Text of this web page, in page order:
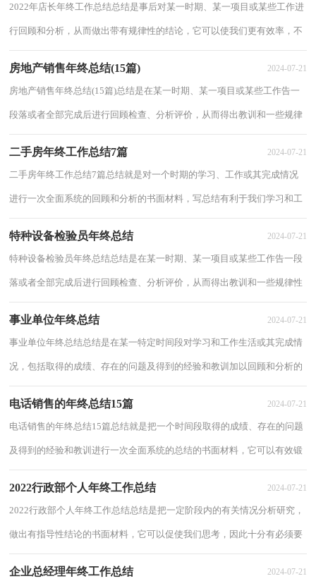
2022年店长年终工作总结总结是事后对某一时期、某一项目或某些工作进
行回顾和分析，从而做出带有规律性的结论，它可以使我们更有效率，不
如立即行动起来写一份总结吧。那么总结要...
房地产销售年终总结(15篇) 2024-07-21
房地产销售年终总结(15篇)总结是在某一时期、某一项目或某些工作告一
段落或者全部完成后进行回顾检查、分析评价，从而得出教训和一些规律
性认识的一种书面材料，他能够提升我们...
二手房年终工作总结7篇 2024-07-21
二手房年终工作总结7篇总结就是对一个时期的学习、工作或其完成情况
进行一次全面系统的回顾和分析的书面材料，写总结有利于我们学习和工
作能力的提高，我想我们需要写一份总结...
特种设备检验员年终总结 2024-07-21
特种设备检验员年终总结总结是在某一时期、某一项目或某些工作告一段
落或者全部完成后进行回顾检查、分析评价，从而得出教训和一些规律性
认识的一种书面材料，它可以使我们更有...
事业单位年终总结 2024-07-21
事业单位年终总结总结是在某一特定时间段对学习和工作生活或其完成情
况，包括取得的成绩、存在的问题及得到的经验和教训加以回顾和分析的
书面材料，它可以明确下一步的工作方向...
电话销售的年终总结15篇 2024-07-21
电话销售的年终总结15篇总结就是把一个时间段取得的成绩、存在的问题
及得到的经验和教训进行一次全面系统的总结的书面材料，它可以有效锻
炼我们的语言组织能力，让我们好好写一...
2022行政部个人年终工作总结 2024-07-21
2022行政部个人年终工作总结总结是把一定阶段内的有关情况分析研究，
做出有指导性结论的书面材料，它可以促使我们思考，因此十分有必须要
写一份总结哦。总结怎么写才能发挥它的作...
企业总经理年终工作总结 2024-07-21